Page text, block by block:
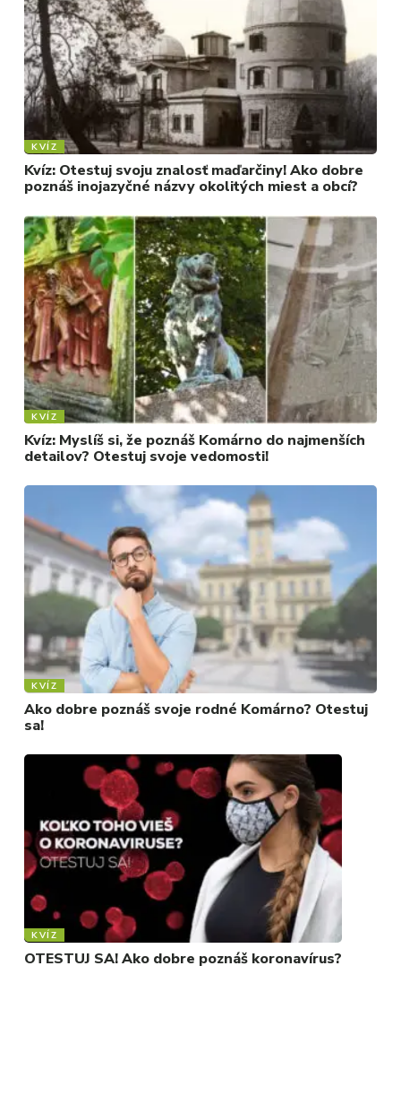
KVÍZ
Kvíz: Otestuj svoju znalosť maďarčiny! Ako dobre
poznáš inojazyčné názvy okolitých miest a obcí?
KVÍZ
Kvíz: Myslíš si, že poznáš Komárno do najmenších
detailov? Otestuj svoje vedomosti!
KVÍZ
Ako dobre poznáš svoje rodné Komárno? Otestuj
sa!
KVÍZ
OTESTUJ SA! Ako dobre poznáš koronavírus?